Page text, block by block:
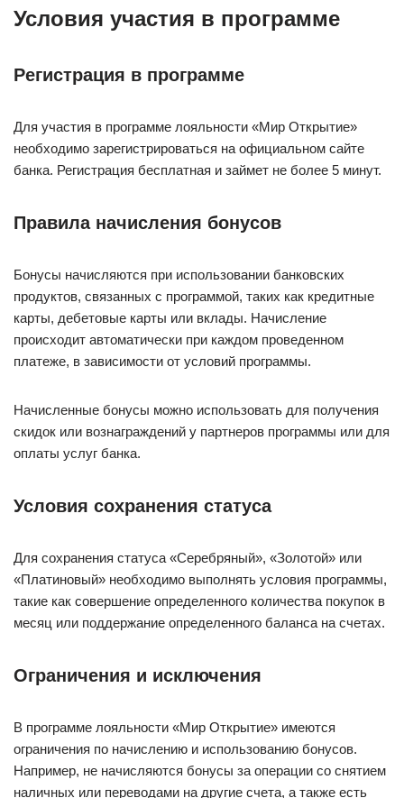
Условия участия в программе
Регистрация в программе
Для участия в программе лояльности «Мир Открытие»
необходимо зарегистрироваться на официальном сайте
банка. Регистрация бесплатная и займет не более 5 минут.
Правила начисления бонусов
Бонусы начисляются при использовании банковских
продуктов, связанных с программой, таких как кредитные
карты, дебетовые карты или вклады. Начисление
происходит автоматически при каждом проведенном
платеже, в зависимости от условий программы.
Начисленные бонусы можно использовать для получения
скидок или вознаграждений у партнеров программы или для
оплаты услуг банка.
Условия сохранения статуса
Для сохранения статуса «Серебряный», «Золотой» или
«Платиновый» необходимо выполнять условия программы,
такие как совершение определенного количества покупок в
месяц или поддержание определенного баланса на счетах.
Ограничения и исключения
В программе лояльности «Мир Открытие» имеются
ограничения по начислению и использованию бонусов.
Например, не начисляются бонусы за операции со снятием
наличных или переводами на другие счета, а также есть